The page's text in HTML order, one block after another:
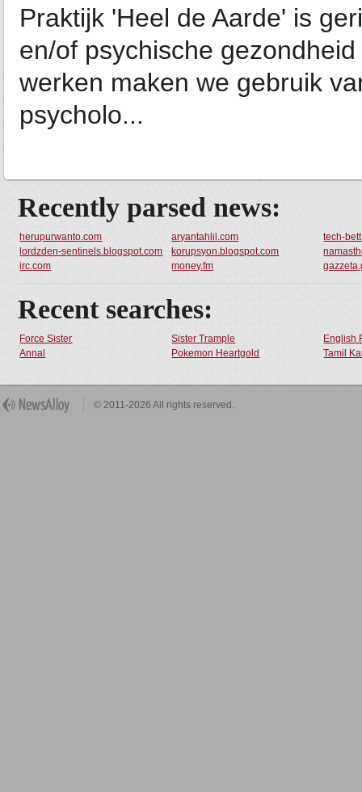
Praktijk 'Heel de Aarde' is
en/of psychische
werken maken we gebruik
psycholo...
Recently parsed news:
herupurwanto.com aryantahlil.com
tech-
lordzden-sentinels.blogspot.com
korupsyon.blogspot.com
irc.com
money.fm
Recent searches:
Force Sister Sister Trample
English
Annal
Pokemon Heartgold Tamil
© 2011-2026 All rights reserved.